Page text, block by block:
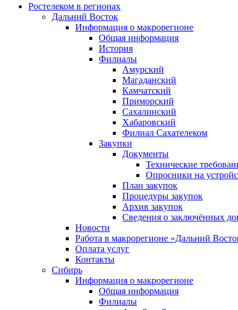
Ростелеком в регионах
Дальний Восток
Информация о макрорегионе
Общая информация
История
Филиалы
Амурский
Магаданский
Камчатский
Приморский
Сахалинский
Хабаровский
Филиал Сахателеком
Закупки
Документы
Технические
Опросники на
План закупок
Процедуры закупок
Архив закупок
Сведения о заключённых
Новости
Работа в макрорегионе «Дальний
Оплата услуг
Контакты
Сибирь
Информация о макрорегионе
Общая информация
Филиалы